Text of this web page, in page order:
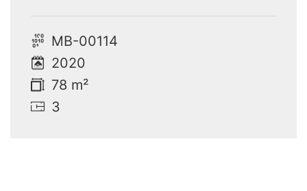
MB-00114
2020
78 m²
3